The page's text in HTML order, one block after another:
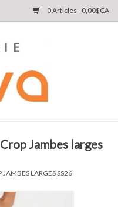
0 Articles - 0,00$CA
Jambes larges
LARGES SS26